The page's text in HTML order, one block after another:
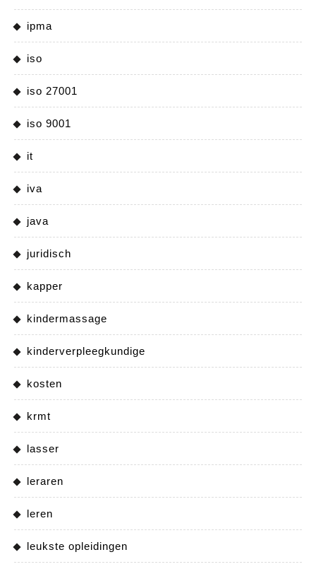
ipma
iso
iso 27001
iso 9001
it
iva
java
juridisch
kapper
kindermassage
kinderverpleegkundige
kosten
krmt
lasser
leraren
leren
leukste opleidingen